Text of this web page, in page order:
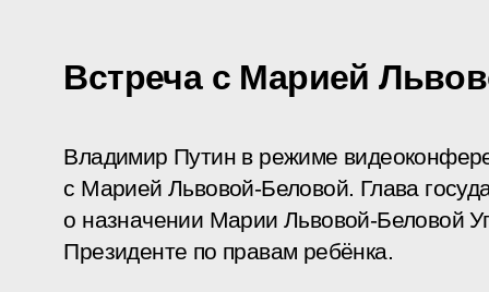
Встреча с Марией
Владимир Путин в режиме
с Марией Львовой-Беловой. Глава
о назначении Марии Львовой-Беловой
Президенте по правам ребёнка.